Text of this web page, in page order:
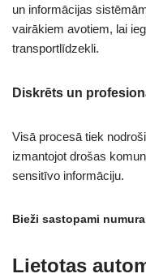
un informācijas
vairākiem avotiem, lai
transportlīdzekli.
Diskrēts un
Visā procesā tiek
izmantojot drošas
sensitīvo informāciju.
Bieži sastopami
Lietotas